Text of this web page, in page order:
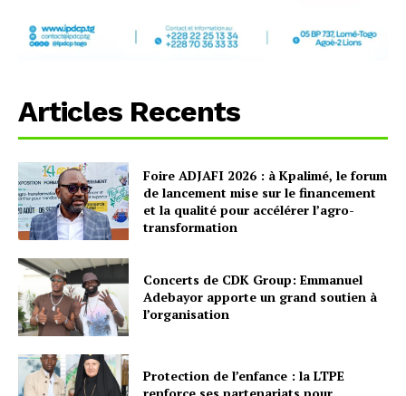
Articles Recents
Foire ADJAFI 2026 : à Kpalimé, le forum
de lancement mise sur le financement
et la qualité pour accélérer l’agro-
transformation
Concerts de CDK Group: Emmanuel
Adebayor apporte un grand soutien à
l’organisation
Protection de l’enfance : la LTPE